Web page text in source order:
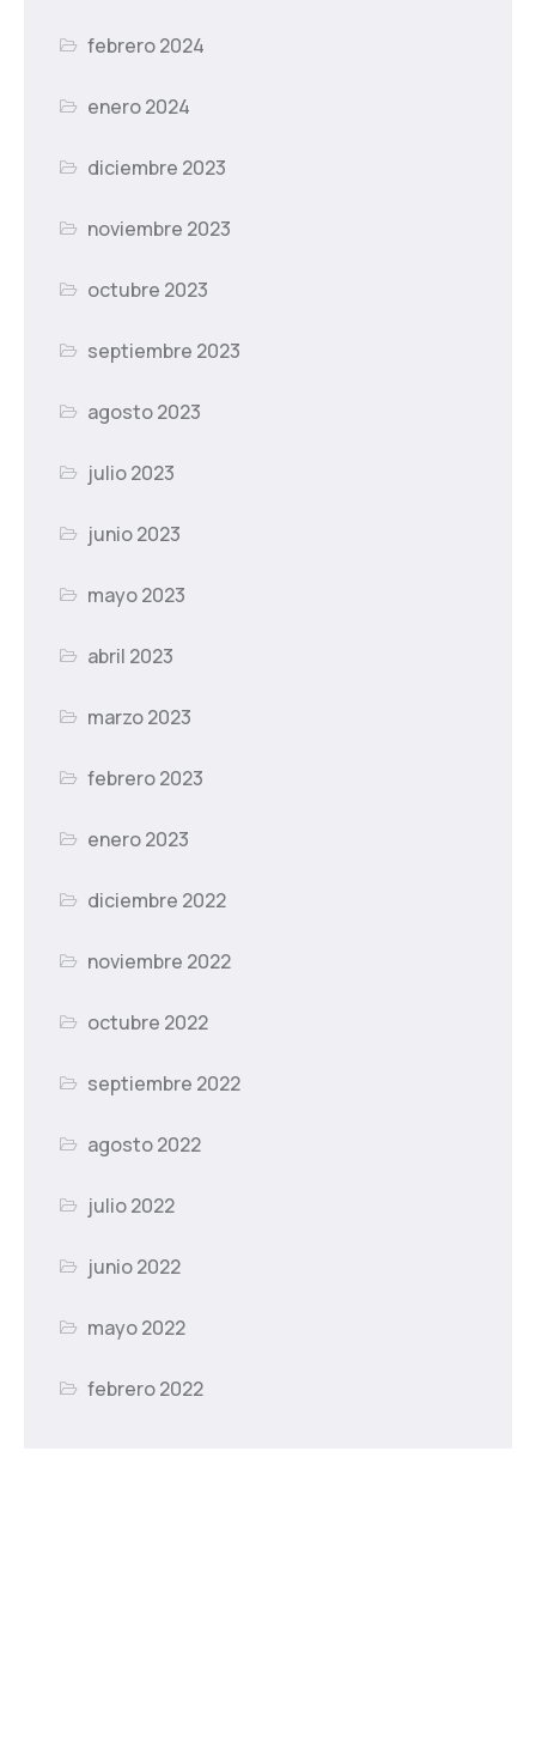
febrero 2024
enero 2024
diciembre 2023
noviembre 2023
octubre 2023
septiembre 2023
agosto 2023
julio 2023
junio 2023
mayo 2023
abril 2023
marzo 2023
febrero 2023
enero 2023
diciembre 2022
noviembre 2022
octubre 2022
septiembre 2022
agosto 2022
julio 2022
junio 2022
mayo 2022
febrero 2022